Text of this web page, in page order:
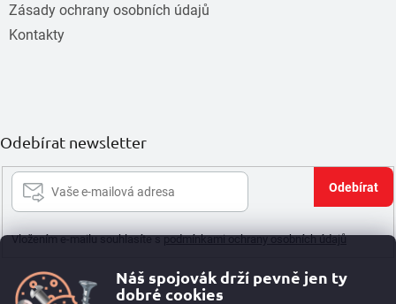
Náš spojovák drží pevně jen ty
dobré cookies
Zásady ochrany osobních údajů
Kontakty
Odebírat newsletter
Vložením e-mailu souhlasíte spodmínkami ochrany osobních údajů
se